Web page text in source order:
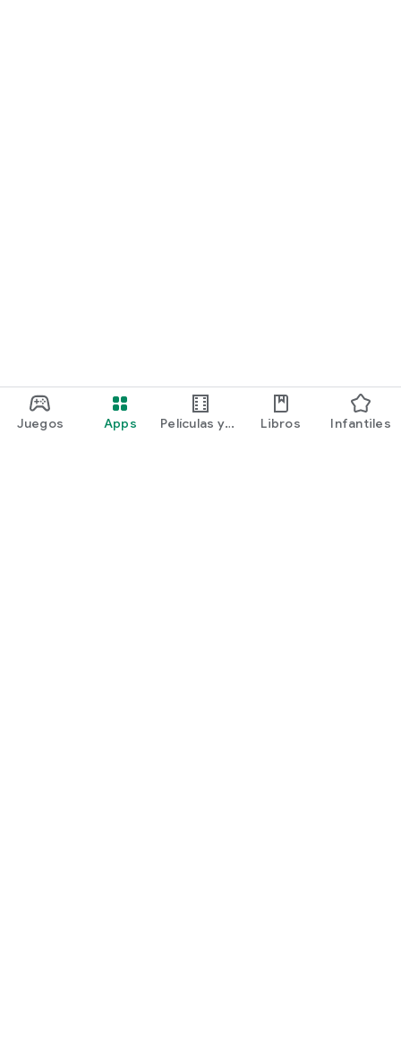
Juegos Apps
Películas y
Libros Infantiles